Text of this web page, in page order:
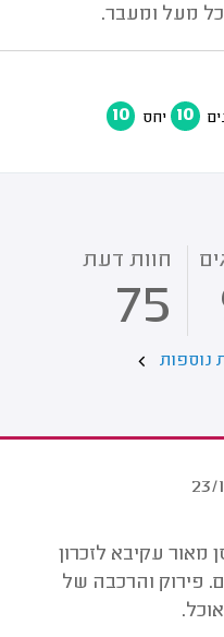
מעל ומעבר.
10 יחס 10
חוות דעת
75
נוספות
23/
ומחסן מאור עקיבא לזכרון
אריזה של 90 ארגזים. פירוק והרכבה של